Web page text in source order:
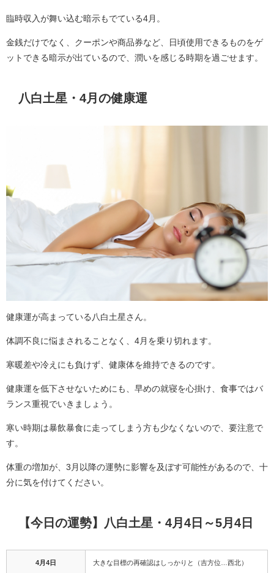
臨時収入が舞い込む暗示もでている4月。
金銭だけでなく、クーポンや商品券など、日頃使用できるものをゲ
ットできる暗示が出ているので、潤いを感じる時期を過ごせます。
八白土星・4月の健康運
健康運が高まっている八白土星さん。
体調不良に悩まされることなく、4月を乗り切れます。
寒暖差や冷えにも負けず、健康体を維持できるのです。
健康運を低下させないためにも、早めの就寝を心掛け、食事ではバ
ランス重視でいきましょう。
寒い時期は暴飲暴食に走ってしまう方も少なくないので、要注意で
す。
体重の増加が、3月以降の運勢に影響を及ぼす可能性があるので、十
分に気を付けてください。
【今日の運勢】八白土星・4月4日～5月4日
4月4日 大きな目標の再確認はしっかりと（吉方位…西北）